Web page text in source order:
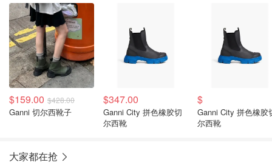
$159.00 $428.00
Ganni 切尔西靴子
$347.00
Ganni City 拼色橡胶切
尔西靴
$
Ganni City 拼色橡胶
尔西靴
大家都在抢